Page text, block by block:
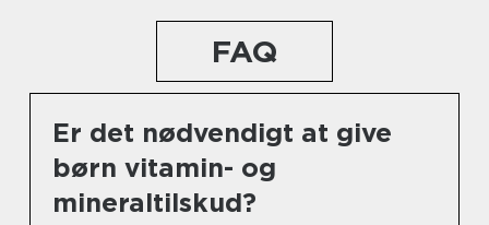
FAQ
Er det nødvendigt at give
børn vitamin- og
mineraltilskud?